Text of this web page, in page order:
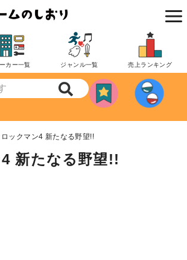
カー一覧 ジャンル一覧 売上ランキング
ロックマン4 新たなる野望!!
新たなる野望!!